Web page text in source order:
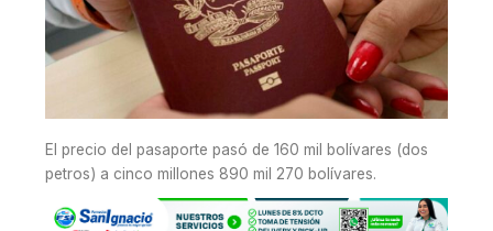
El precio del pasaporte pasó de 160 mil bolívares (dos
petros) a cinco millones 890 mil 270 bolívares.